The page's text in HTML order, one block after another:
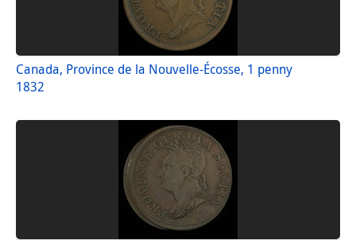
Canada, Province de la Nouvelle-Écosse, 1 penny
1832